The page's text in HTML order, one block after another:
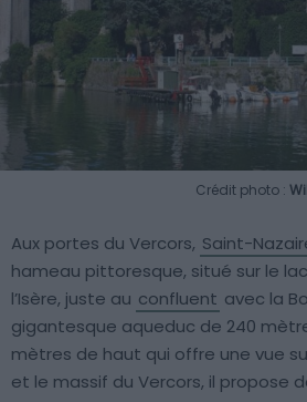
Crédit photo :
Aux portes du Vercors, Saint-
hameau pittoresque, situé sur le
l’Isère, juste au confluent avec la
gigantesque aqueduc de 240
mètres de haut qui offre une vue
et le massif du Vercors, il propose